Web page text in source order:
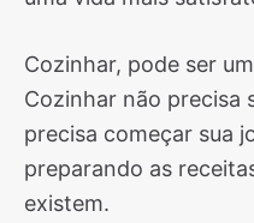
Cozinhar, pode ser
Cozinhar não precisa
precisa começar sua
preparando as
existem.